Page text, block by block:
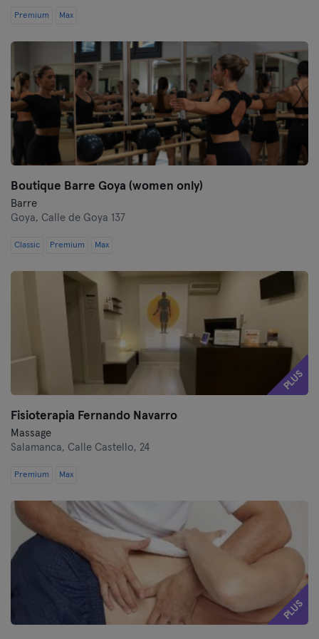
Premium Max
Boutique Barre Goya (women only)
Barre
Goya, Calle de Goya 137
Classic Premium Max
PLUS
Fisioterapia Fernando Navarro
Massage
Salamanca, Calle Castello, 24
Premium Max
PLUS